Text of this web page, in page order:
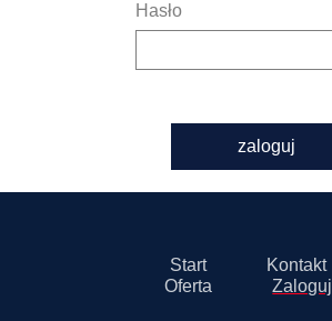
Hasło
zaloguj
Start
Kontakt
Oferta
Zaloguj